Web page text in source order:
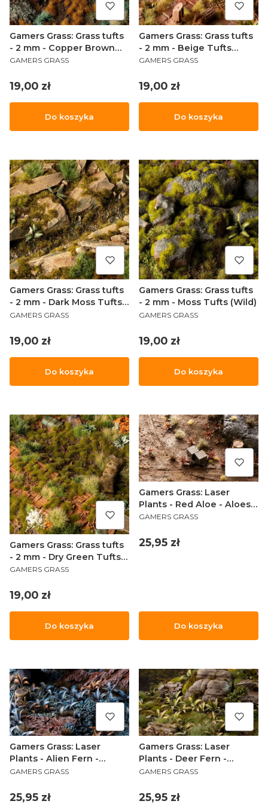
Gamers Grass: Grass tufts
- 2 mm - Copper Brown
Tufts (Wild)
PRODUCENT
GAMERS GRASS
Cena
19,00 zł
Do koszyka
Gamers Grass: Grass tufts
- 2 mm - Beige Tufts
(Wild)
PRODUCENT
GAMERS GRASS
Cena
19,00 zł
Do koszyka
Gamers Grass: Grass tufts
- 2 mm - Dark Moss Tufts
(Wild)
PRODUCENT
GAMERS GRASS
Cena
19,00 zł
Do koszyka
Gamers Grass: Grass tufts
- 2 mm - Moss Tufts (Wild)
PRODUCENT
GAMERS GRASS
Cena
19,00 zł
Do koszyka
Gamers Grass: Grass tufts
- 2 mm - Dry Green Tufts
(Wild)
PRODUCENT
GAMERS GRASS
Cena
19,00 zł
Do koszyka
Gamers Grass: Laser
Plants - Red Aloe - Aloes
uzbrojony
PRODUCENT
GAMERS GRASS
Cena
25,95 zł
Do koszyka
Gamers Grass: Laser
Plants - Alien Fern -
Paproć
PRODUCENT
GAMERS GRASS
Cena
25,95 zł
Gamers Grass: Laser
Plants - Deer Fern -
Podrzeń żebrowiec
PRODUCENT
GAMERS GRASS
Cena
25,95 zł